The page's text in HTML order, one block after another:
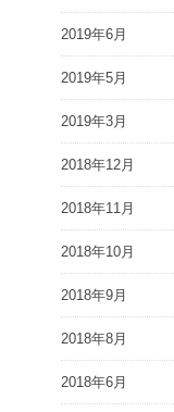
2019年6月
2019年5月
2019年3月
2018年12月
2018年11月
2018年10月
2018年9月
2018年8月
2018年6月